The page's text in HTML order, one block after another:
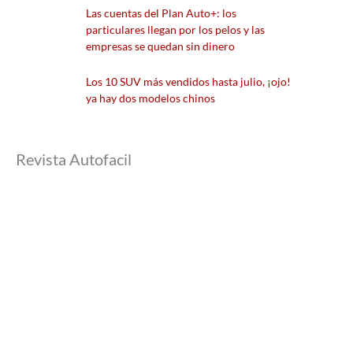
Las cuentas del Plan Auto+: los
particulares llegan por los pelos y las
empresas se quedan sin dinero
Los 10 SUV más vendidos hasta julio, ¡ojo!
ya hay dos modelos chinos
Revista Autofacil